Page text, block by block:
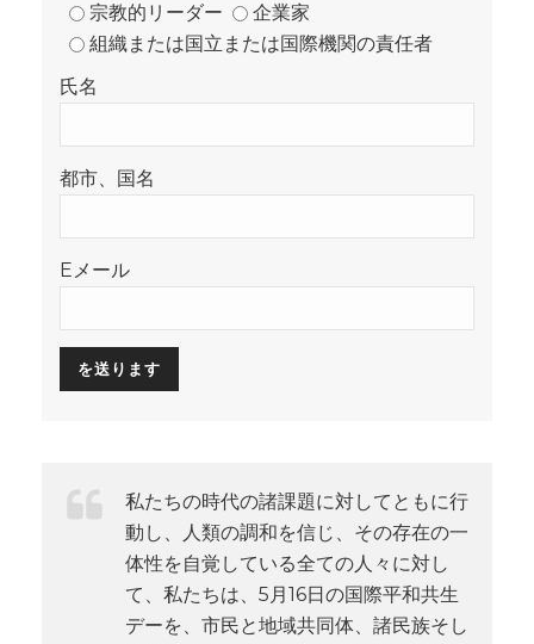
宗教的リーダー
企業家
組織または国立または国際機関の責任者
氏名
都市、国名
Eメール
私たちの時代の諸課題に対してともに行
動し、人類の調和を信じ、その存在の一
体性を自覚している全ての人々に対し
て、私たちは、5月16日の国際平和共生
デーを、市民と地域共同体、諸民族そし